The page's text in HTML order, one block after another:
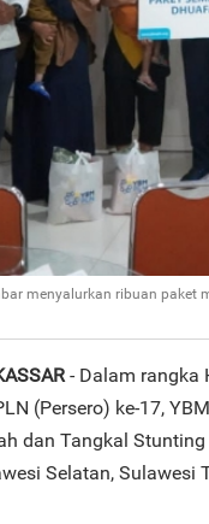
menyalurkan ribuan
- Dalam rangka
(Persero) ke-17,
dan Tangkal
Selatan, Sulawesi